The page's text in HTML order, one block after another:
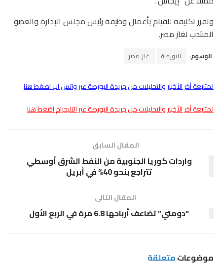
وتقرر تكليفه للقيام بأعمال وظيفة رئيس مجلس الإدارة والعضو
المنتدب لغاز مصر.
الوسوم: البورصة غاز مصر
لمتابعة أخر الأخبار والتحليلات من جريدة البورصة عبر واتس اب اضغط هنا
لمتابعة أخر الأخبار والتحليلات من جريدة البورصة عبر التليجرام اضغط هنا
المقال السابق
واردات كوريا الجنوبية من النفط الشرق أوسطي
تتراجع بنحو 40% في أبريل
المقال التالى
“دومتي” تضاعف أرباحها 6.8 مرة في الربع الأول
موضوعاتمتعلقة